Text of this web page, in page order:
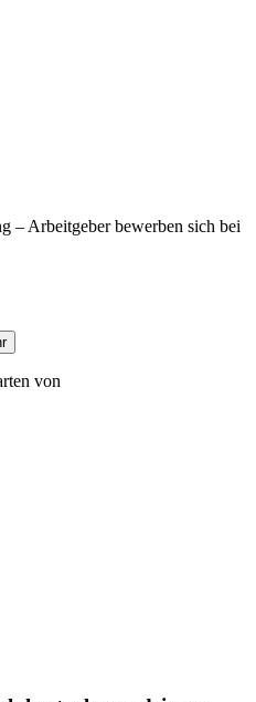
– Arbeitgeber bewerben sich bei
von